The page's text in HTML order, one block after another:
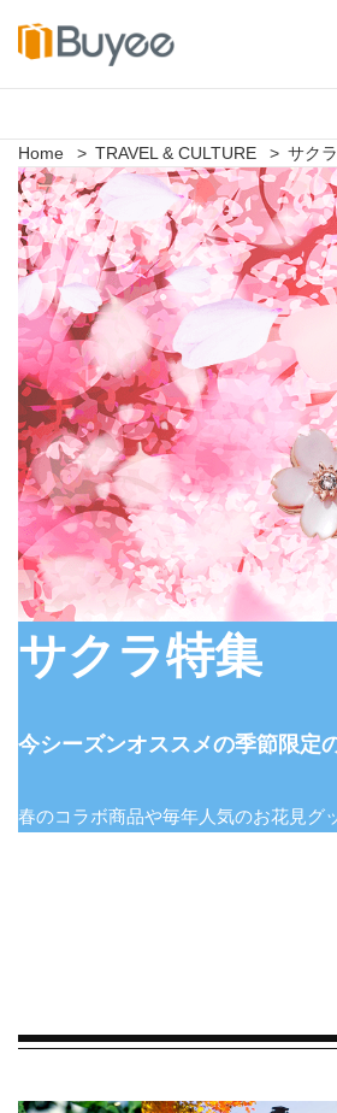
コ
ン
ン
ツ
へ
ス
キ
ッ
プ
Home > TRAVEL & CULTURE > サク
サクラ特集
今シーズンオススメの季節限定
春のコラボ商品や毎年人気のお花見グ